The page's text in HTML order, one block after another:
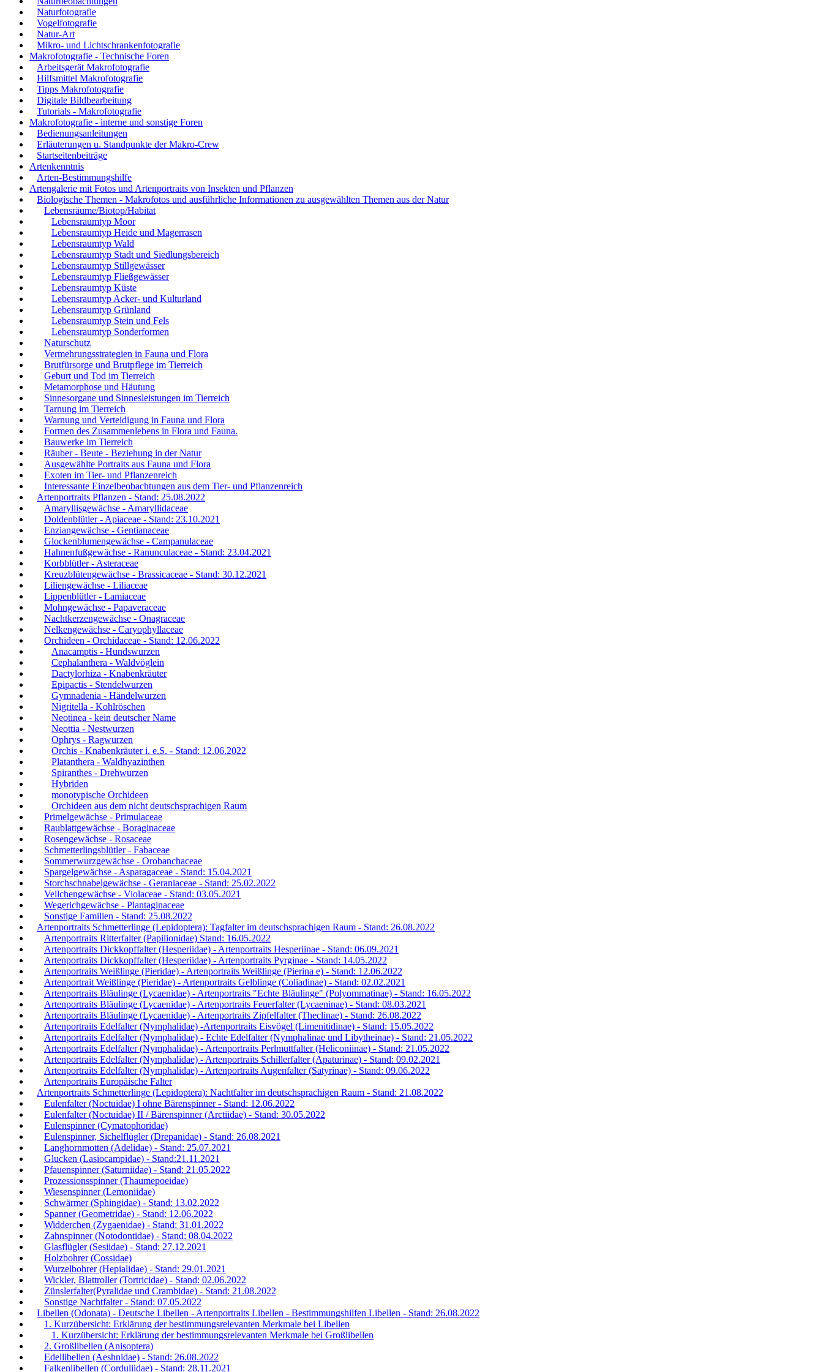
Naturfotografie
Vogelfotografie
Natur-Art
Mikro- und Lichtschrankenfotografie
Makrofotografie - Technische Foren
Arbeitsgerät Makrofotografie
Hilfsmittel Makrofotografie
Tipps Makrofotografie
Digitale Bildbearbeitung
Tutorials - Makrofotografie
Makrofotografie - interne und sonstige Foren
Bedienungsanleitungen
Erläuterungen u. Standpunkte der Makro-Crew
Startseitenbeiträge
Artenkenntnis
Arten-Bestimmungshilfe
Artengalerie mit Fotos und Artenportraits von Insekten und Pflanzen
Biologische Themen - Makrofotos und ausführliche Informationen zu ausgewählten Themen aus der Natur
Lebensräume/Biotop/Habitat
Lebensraumtyp Moor
Lebensraumtyp Heide und Magerrasen
Lebensraumtyp Wald
Lebensraumtyp Stadt und Siedlungsbereich
Lebensraumtyp Stillgewässer
Lebensraumtyp Fließgewässer
Lebensraumtyp Küste
Lebensraumtyp Acker- und Kulturland
Lebensraumtyp Grünland
Lebensraumtyp Stein und Fels
Lebensraumtyp Sonderformen
Naturschutz
Vermehrungsstrategien in Fauna und Flora
Brutfürsorge und Brutpflege im Tierreich
Geburt und Tod im Tierreich
Metamorphose und Häutung
Sinnesorgane und Sinnesleistungen im Tierreich
Tarnung im Tierreich
Warnung und Verteidigung in Fauna und Flora
Formen des Zusammenlebens in Flora und Fauna.
Bauwerke im Tierreich
Räuber - Beute - Beziehung in der Natur
Ausgewählte Portraits aus Fauna und Flora
Exoten im Tier- und Pflanzenreich
Interessante Einzelbeobachtungen aus dem Tier- und Pflanzenreich
Artenportraits Pflanzen - Stand: 25.08.2022
Amaryllisgewächse - Amaryllidaceae
Doldenblütler - Apiaceae - Stand: 23.10.2021
Enziangewächse - Gentianaceae
Glockenblumengewächse - Campanulaceae
Hahnenfußgewächse - Ranunculaceae - Stand: 23.04.2021
Korbblütler - Asteraceae
Kreuzblütengewächse - Brassicaceae - Stand: 30.12.2021
Liliengewächse - Liliaceae
Lippenblütler - Lamiaceae
Mohngewächse - Papaveraceae
Nachtkerzengewächse - Onagraceae
Nelkengewächse - Caryophyllaceae
Orchideen - Orchidaceae - Stand: 12.06.2022
Anacamptis - Hundswurzen
Cephalanthera - Waldvöglein
Dactylorhiza - Knabenkräuter
Epipactis - Stendelwurzen
Gymnadenia - Händelwurzen
Nigritella - Kohlröschen
Neotinea - kein deutscher Name
Neottia - Nestwurzen
Ophrys - Ragwurzen
Orchis - Knabenkräuter i. e.S. - Stand: 12.06.2022
Platanthera - Waldhyazinthen
Spiranthes - Drehwurzen
Hybriden
monotypische Orchideen
Orchideen aus dem nicht deutschsprachigen Raum
Primelgewächse - Primulaceae
Raublattgewächse - Boraginaceae
Rosengewächse - Rosaceae
Schmetterlingsblütler - Fabaceae
Sommerwurzgewächse - Orobanchaceae
Spargelgewächse - Asparagaceae - Stand: 15.04.2021
Storchschnabelgewächse - Geraniaceae - Stand: 25.02.2022
Veilchengewächse - Violaceae - Stand: 03.05.2021
Wegerichgewächse - Plantaginaceae
Sonstige Familien - Stand: 25.08.2022
Artenportraits Schmetterlinge (Lepidoptera): Tagfalter im deutschsprachigen Raum - Stand: 26.08.2022
Artenportraits Ritterfalter (Papilionidae) Stand: 16.05.2022
Artenportraits Dickkopffalter (Hesperiidae) - Artenportraits Hesperiinae - Stand: 06.09.2021
Artenportraits Dickkopffalter (Hesperiidae) - Artenportraits Pyrginae - Stand: 14.05.2022
Artenportraits Weißlinge (Pieridae) - Artenportraits Weißlinge (Pierina e) - Stand: 12.06.2022
Artenportrait Weißlinge (Pieridae) - Artenportraits Gelblinge (Coliadinae) - Stand: 02.02.2021
Artenportraits Bläulinge (Lycaenidae) - Artenportraits "Echte Bläulinge" (Polyommatinae) - Stand: 16.05.2022
Artenportraits Bläulinge (Lycaenidae) - Artenportraits Feuerfalter (Lycaeninae) - Stand: 08.03.2021
Artenportraits Bläulinge (Lycaenidae) - Artenportraits Zipfelfalter (Theclinae) - Stand: 26.08.2022
Artenportraits Edelfalter (Nymphalidae) -Artenportraits Eisvögel (Limenitidinae) - Stand: 15.05.2022
Artenportraits Edelfalter (Nymphalidae) - Echte Edelfalter (Nymphalinae und Libytheinae) - Stand: 21.05.2022
Artenportraits Edelfalter (Nymphalidae) - Artenportraits Perlmuttfalter (Heliconiinae) - Stand: 21.05.2022
Artenportraits Edelfalter (Nymphalidae) - Artenportraits Schillerfalter (Apaturinae) - Stand: 09.02.2021
Artenportraits Edelfalter (Nymphalidae) - Artenportraits Augenfalter (Satyrinae) - Stand: 09.06.2022
Artenportraits Europäische Falter
Artenportraits Schmetterlinge (Lepidoptera): Nachtfalter im deutschsprachigen Raum - Stand: 21.08.2022
Eulenfalter (Noctuidae) I ohne Bärenspinner - Stand: 12.06.2022
Eulenfalter (Noctuidae) II / Bärenspinner (Arctiidae) - Stand: 30.05.2022
Eulenspinner (Cymatophoridae)
Eulenspinner, Sichelflügler (Drepanidae) - Stand: 26.08.2021
Langhornmotten (Adelidae) - Stand: 25.07.2021
Glucken (Lasiocampidae) - Stand:21.11.2021
Pfauenspinner (Saturniidae) - Stand: 21.05.2022
Prozessionsspinner (Thaumepoeidae)
Wiesenspinner (Lemoniidae)
Schwärmer (Sphingidae) - Stand: 13.02.2022
Spanner (Geometridae) - Stand: 12.06.2022
Widderchen (Zygaenidae) - Stand: 31.01.2022
Zahnspinner (Notodontidae) - Stand: 08.04.2022
Glasflügler (Sesiidae) - Stand: 27.12.2021
Holzbohrer (Cossidae)
Wurzelbohrer (Hepialidae) - Stand: 29.01.2021
Wickler, Blattroller (Tortricidae) - Stand: 02.06.2022
Zünslerfalter(Pyralidae und Crambidae) - Stand: 21.08.2022
Sonstige Nachtfalter - Stand: 07.05.2022
Libellen (Odonata) - Deutsche Libellen - Artenportraits Libellen - Bestimmungshilfen Libellen - Stand: 26.08.2022
1. Kurzübersicht: Erklärung der bestimmungsrelevanten Merkmale bei Libellen
1. Kurzübersicht: Erklärung der bestimmungsrelevanten Merkmale bei Großlibellen
2. Großlibellen (Anisoptera)
Edellibellen (Aeshnidae) - Stand: 26.08.2022
Falkenlibellen (Corduliidae) - Stand: 28.11.2021